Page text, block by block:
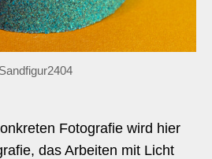
Sandfigur2404
Fotografie wird hier
das Arbeiten mit Licht